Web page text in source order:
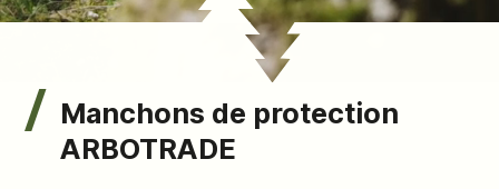
en savoir plus
Manchons de protection
ARBOTRADE